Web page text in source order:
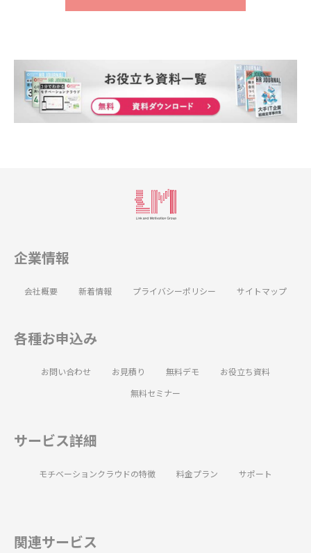
企業情報
会社概要 新着情報 プライバシーポリシー サイトマップ
各種お申込み
お問い合わせ お見積り 無料デモ
お役立ち資料
無料セミナー
サービス詳細
モチベーションクラウドの特徴 料金プラン サポート
関連サービス